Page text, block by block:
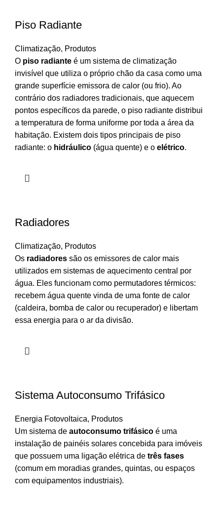
Piso Radiante
Climatização, Produtos
O piso radiante é um sistema de climatização
invisível que utiliza o próprio chão da casa como uma
grande superfície emissora de calor (ou frio). Ao
contrário dos radiadores tradicionais, que aquecem
pontos específicos da parede, o piso radiante distribui
a temperatura de forma uniforme por toda a área da
habitação. Existem dois tipos principais de piso
radiante: o hidráulico (água quente) e o elétrico.
Radiadores
Climatização, Produtos
Os radiadores são os emissores de calor mais
utilizados em sistemas de aquecimento central por
água. Eles funcionam como permutadores térmicos:
recebem água quente vinda de uma fonte de calor
(caldeira, bomba de calor ou recuperador) e libertam
essa energia para o ar da divisão.
Sistema Autoconsumo Trifásico
Energia Fotovoltaica, Produtos
Um sistema de autoconsumo trifásico é uma
instalação de painéis solares concebida para imóveis
que possuem uma ligação elétrica de três fases
(comum em moradias grandes, quintas, ou espaços
com equipamentos industriais).